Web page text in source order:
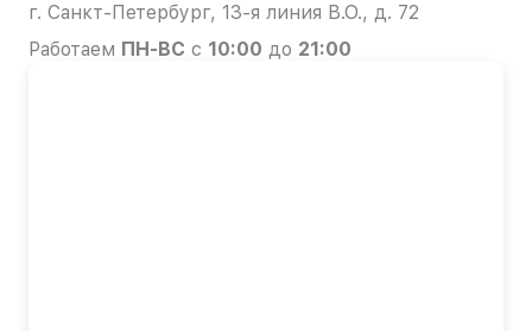
г. Санкт-Петербург, 13-я линия В.О., д. 72
Работаем ПН-ВС с 10:00 до 21:00